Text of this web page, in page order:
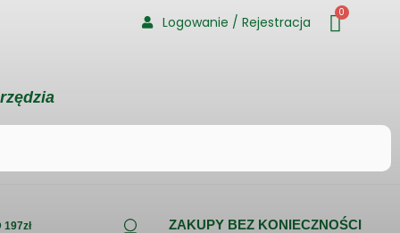
Logowanie / Rejestracja
0
197zł
ZAKUPY BEZ KONIECZNOŚCI